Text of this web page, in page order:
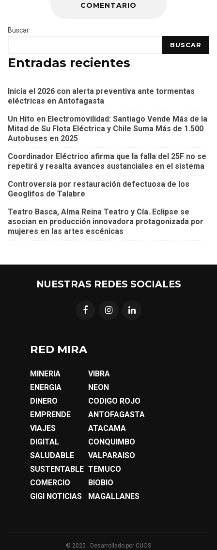
COMENTARIO
Buscar
BUSCAR
Entradas recientes
Inicia el 2026 con alerta preventiva ante tormentas
eléctricas en Antofagasta
Un Hito en Electromovilidad: Santiago Vende Más de la
Mitad de Su Flota Eléctrica y Chile Suma Más de 1.500
Autobuses en 2025
Coordinador Eléctrico afirma que la falla del 25F no se
repetirá y resalta avances sustanciales en el sistema
Controversia por restauración defectuosa de los
Geoglifos de Talabre
Teatro Basca, Alma Reina Teatro y Cía. Eclipse se
asocian en producción innovadora protagonizada por
mujeres en las artes escénicas
NUESTRAS REDES SOCIALES
RED MIRA
MINERIA
ENERGIA
DINERO
EMPRENDE
VIAJES
DIGITAL
SALUDABLE
SUSTENTABLE
COMERCIO
GIGI NOTICIAS
VIBRA
NEON
CODIGO ROJO
ANTOFAGASTA
ATACAMA
CONQUIMBO
VALPARAISO
TEMUCO
BIOBIO
MAGALLANES
© 2025 . Desarrollado por CUOS